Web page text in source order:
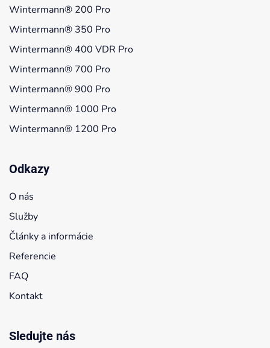
Wintermann® 200 Pro
Wintermann® 350 Pro
Wintermann® 400 VDR Pro
Wintermann® 700 Pro
Wintermann® 900 Pro
Wintermann® 1000 Pro
Wintermann® 1200 Pro
Odkazy
O nás
Služby
Články a informácie
Referencie
FAQ
Kontakt
Sledujte nás